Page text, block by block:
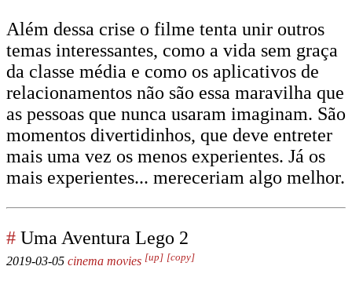
Além dessa crise o filme tenta unir outros
temas interessantes, como a vida sem graça
da classe média e como os aplicativos de
relacionamentos não são essa maravilha que
as pessoas que nunca usaram imaginam. São
momentos divertidinhos, que deve entreter
mais uma vez os menos experientes. Já os
mais experientes... mereceriam algo melhor.
# Uma Aventura Lego 2
2019-03-05 cinema movies [up] [copy]